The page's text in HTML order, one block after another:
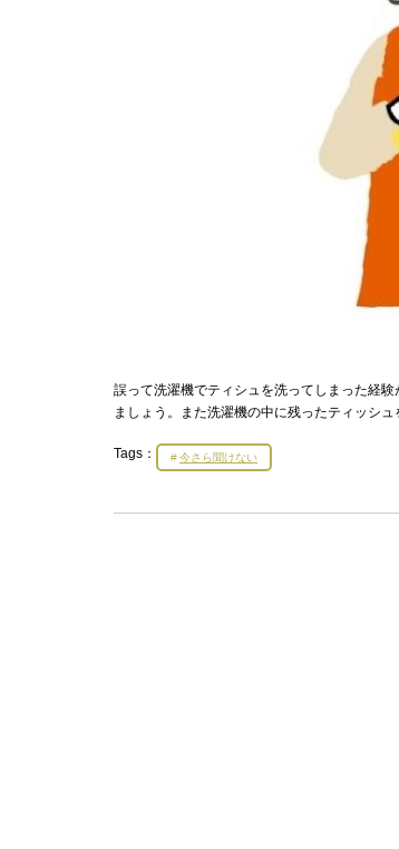
誤って洗濯機でティシュを洗ってしまった経
ましょう。また洗濯機の中に残ったティッシュ
Tags： 今さら聞けない